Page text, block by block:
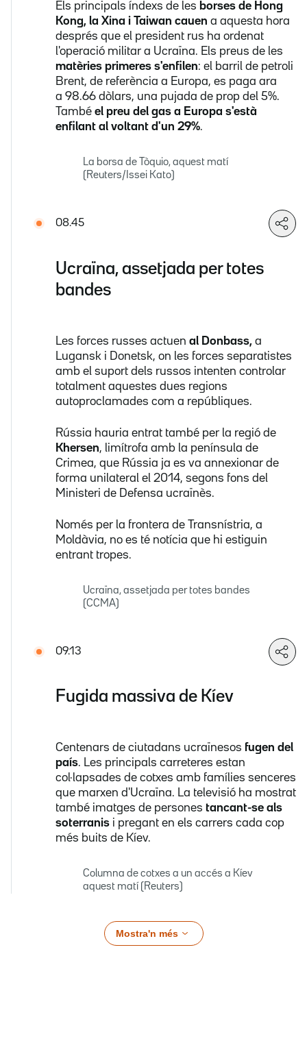
Els principals índexs de les borses de Hong
Kong, la Xina i Taiwan cauen a aquesta hora
després que el president rus ha ordenat
l'operació militar a Ucraïna. Els preus de les
matèries primeres s'enfilen: el barril de petroli
Brent, de referència a Europa, es paga ara
a 98.66 dòlars, una pujada de prop del 5%.
També el preu del gas a Europa s'està
enfilant al voltant d'un 29%.
La borsa de Tòquio, aquest matí
(Reuters/Issei Kato)
08.45
Ucraïna, assetjada per totes
bandes
Les forces russes actuen al Donbass, a
Lugansk i Donetsk, on les forces separatistes
amb el suport dels russos intenten controlar
totalment aquestes dues regions
autoproclamades com a repúbliques.
Rússia hauria entrat també per la regió de
Khersen, limítrofa amb la península de
Crimea, que Rússia ja es va annexionar de
forma unilateral el 2014, segons fons del
Ministeri de Defensa ucraïnès.
Només per la frontera de Transnístria, a
Moldàvia, no es té notícia que hi estiguin
entrant tropes.
Ucraïna, assetjada per totes bandes
(CCMA)
09.13
Fugida massiva de Kíev
Centenars de ciutadans ucraïnesos fugen del
país. Les principals carreteres estan
col·lapsades de cotxes amb famílies senceres
que marxen d'Ucraïna. La televisió ha mostrat
també imatges de persones tancant-se als
soterranis i pregant en els carrers cada cop
més buits de Kíev.
Columna de cotxes a un accés a Kíev
aquest matí (Reuters)
Mostra'n més